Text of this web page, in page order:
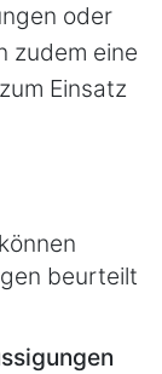
oder
zudem eine
zum Einsatz
beurteilt